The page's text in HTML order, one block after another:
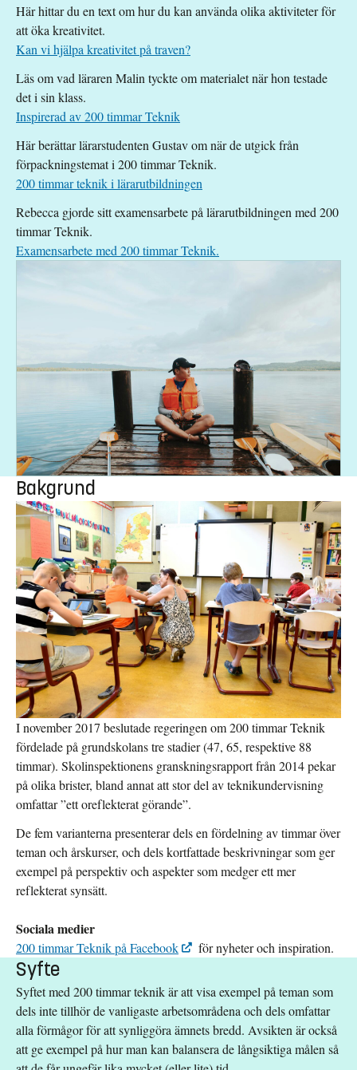
Här hittar du en text om hur du kan använda olika aktiviteter för
att öka kreativitet.
Kan vi hjälpa kreativitet på traven?
Läs om vad läraren Malin tyckte om materialet när hon testade
det i sin klass.
Inspirerad av 200 timmar Teknik
Här berättar lärarstudenten Gustav om när de utgick från
förpackningstemat i 200 timmar Teknik.
200 timmar teknik i lärarutbildningen
Rebecca gjorde sitt examensarbete på lärarutbildningen med 200
timmar Teknik.
Examensarbete med 200 timmar Teknik.
Bakgrund
I november 2017 beslutade regeringen om 200 timmar Teknik
fördelade på grundskolans tre stadier (47, 65, respektive 88
timmar). Skolinspektionens granskningsrapport från 2014 pekar
på olika brister, bland annat att stor del av teknikundervisning
omfattar ”ett oreflekterat görande”.
De fem varianterna presenterar dels en fördelning av timmar över
teman och årskurser, och dels kortfattade beskrivningar som ger
exempel på perspektiv och aspekter som medger ett mer
reflekterat synsätt.
Sociala medier
200 timmar Teknik på Facebook för nyheter och inspiration.
Syfte
Syftet med 200 timmar teknik är att visa exempel på teman som
dels inte tillhör de vanligaste arbetsområdena och dels omfattar
alla förmågor för att synliggöra ämnets bredd. Avsikten är också
att ge exempel på hur man kan balansera de långsiktiga målen så